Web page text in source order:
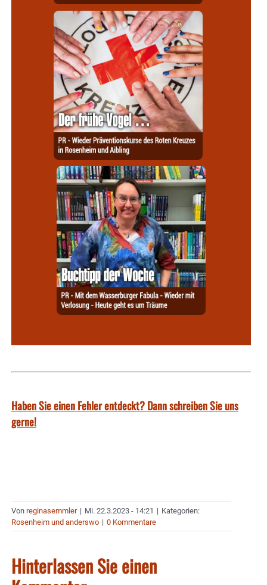
Haben Sie einen Fehler entdeckt? Dann schreiben Sie uns
gerne!
Von reginasemmler | Mi. 22.3.2023 - 14:21 | Kategorien:
Rosenheim und anderswo | 0 Kommentare
Hinterlassen Sie einen